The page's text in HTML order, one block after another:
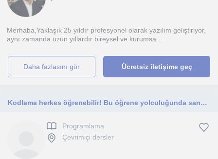
Merhaba,Yaklaşık 25 yıldır profesyonel olarak yazılım geliştiriyor,
aynı zamanda uzun yıllardır bireysel ve kurumsa...
daha fazlasını gör Ücretsiz iletişime geç
Kodlama herkes öğrenebilir! Bu öğrene yolculuğunda sana yardımcı olmak istiyorum
Programlama
Çevrimiçi dersler